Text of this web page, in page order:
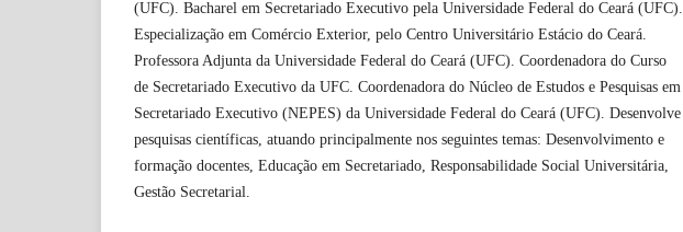
(UFC). Bacharel em Secretariado Executivo pela Universidade Federal do Ceará (UFC).
Especialização em Comércio Exterior, pelo Centro Universitário Estácio do Ceará.
Professora Adjunta da Universidade Federal do Ceará (UFC). Coordenadora do Curso
de Secretariado Executivo da UFC. Coordenadora do Núcleo de Estudos e Pesquisas em
Secretariado Executivo (NEPES) da Universidade Federal do Ceará (UFC). Desenvolve
pesquisas científicas, atuando principalmente nos seguintes temas: Desenvolvimento e
formação docentes, Educação em Secretariado, Responsabilidade Social Universitária,
Gestão Secretarial.